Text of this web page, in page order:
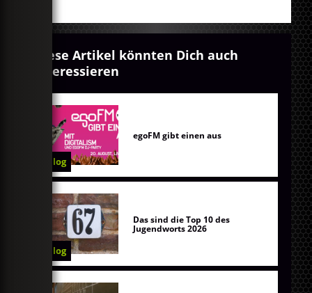
Diese Artikel könnten Dich auch
interessieren
Blog
egoFM gibt einen aus
Blog
Das sind die Top 10 des
Jugendworts 2026